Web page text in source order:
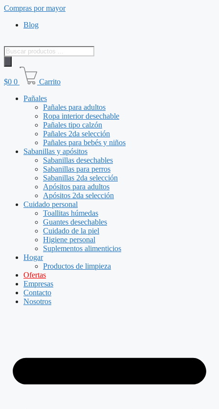
Saltar
contenido
Compras por mayor
Blog
Búsqueda
de
productos
$0 0
Carrito
Pañales
Pañales para adultos
Ropa interior desechable
Pañales tipo calzón
Pañales 2da selección
Pañales para bebés y niños
Sabanillas y apósitos
Sabanillas desechables
Sabanillas para perros
Sabanillas 2da selección
Apósitos para adultos
Apósitos 2da selección
Cuidado personal
Toallitas húmedas
Guantes desechables
Cuidado de la piel
Higiene personal
Suplementos alimenticios
Hogar
Productos de limpieza
Ofertas
Empresas
Contacto
Nosotros